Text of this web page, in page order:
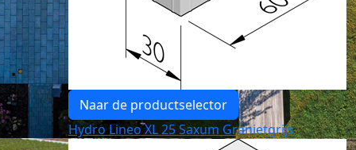
Naar de productselector
Hydro Lineo XL 25 Saxum Granietgrijs